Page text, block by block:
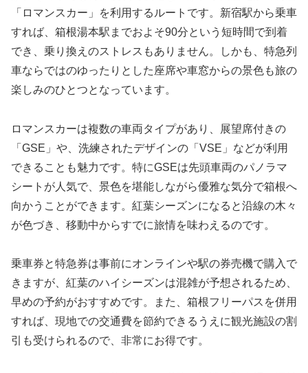
「ロマンスカー」を利用するルートです。新宿駅から乗車
すれば、箱根湯本駅までおよそ90分という短時間で到着
でき、乗り換えのストレスもありません。しかも、特急列
車ならではのゆったりとした座席や車窓からの景色も旅の
楽しみのひとつとなっています。
ロマンスカーは複数の車両タイプがあり、展望席付きの
「GSE」や、洗練されたデザインの「VSE」などが利用
できることも魅力です。特にGSEは先頭車両のパノラマ
シートが人気で、景色を堪能しながら優雅な気分で箱根へ
向かうことができます。紅葉シーズンになると沿線の木々
が色づき、移動中からすでに旅情を味わえるのです。
乗車券と特急券は事前にオンラインや駅の券売機で購入で
きますが、紅葉のハイシーズンは混雑が予想されるため、
早めの予約がおすすめです。また、箱根フリーパスを併用
すれば、現地での交通費を節約できるうえに観光施設の割
引も受けられるので、非常にお得です。